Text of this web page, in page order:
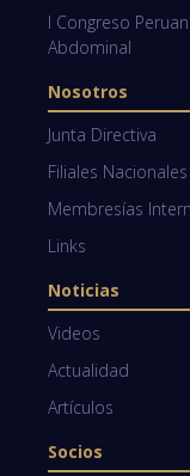
I Congreso
Abdominal
Nosotros
Junta Directiva
Filiales Nacionales
Membresías
Links
Noticias
Videos
Actualidad
Artículos
Socios